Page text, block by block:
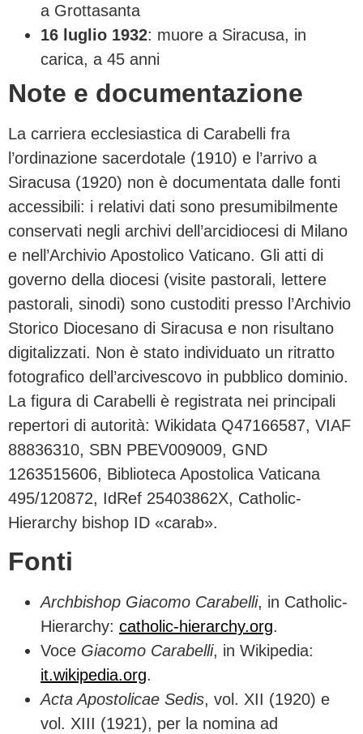
a Grottasanta
16 luglio 1932: muore a Siracusa, in
carica, a 45 anni
Note e documentazione
La carriera ecclesiastica di Carabelli fra
l’ordinazione sacerdotale (1910) e l’arrivo a
Siracusa (1920) non è documentata dalle fonti
accessibili: i relativi dati sono presumibilmente
conservati negli archivi dell’arcidiocesi di Milano
e nell’Archivio Apostolico Vaticano. Gli atti di
governo della diocesi (visite pastorali, lettere
pastorali, sinodi) sono custoditi presso l’Archivio
Storico Diocesano di Siracusa e non risultano
digitalizzati. Non è stato individuato un ritratto
fotografico dell’arcivescovo in pubblico dominio.
La figura di Carabelli è registrata nei principali
repertori di autorità: Wikidata Q47166587, VIAF
88836310, SBN PBEV009009, GND
1263515606, Biblioteca Apostolica Vaticana
495/120872, IdRef 25403862X, Catholic-
Hierarchy bishop ID «carab».
Fonti
Archbishop Giacomo Carabelli, in Catholic-
Hierarchy: catholic-hierarchy.org.
Voce Giacomo Carabelli, in Wikipedia:
it.wikipedia.org.
Acta Apostolicae Sedis, vol. XII (1920) e
vol. XIII (1921), per la nomina ad